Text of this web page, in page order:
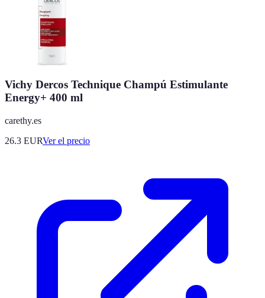
Vichy Dercos Technique Champú Estimulante
Energy+ 400 ml
carethy.es
26.3 EURVer el precio